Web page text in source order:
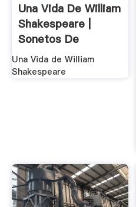
Una Vida De William
Shakespeare |
Sonetos De
Shakespeare ...
Una Vida de William
Shakespeare